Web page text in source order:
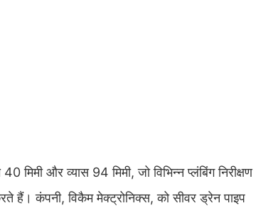
मिमी और व्यास 94 मिमी, जो विभिन्न प्लंबिंग निरीक्षण
हैं। कंपनी, विकैम मेक्ट्रोनिक्स, को सीवर ड्रेन पाइप